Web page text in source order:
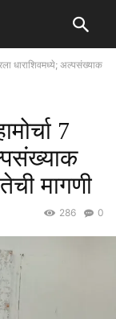
धाराशिवमध्ये; अल्पसंख्याक
7
मागणी
0
286